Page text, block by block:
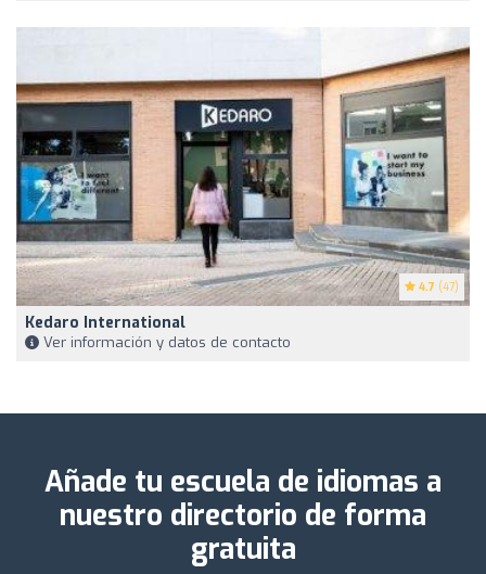
4.7 (47)
Kedaro International
Ver información y datos de contacto
Añade tu escuela de idiomas a
nuestro directorio de forma
gratuita